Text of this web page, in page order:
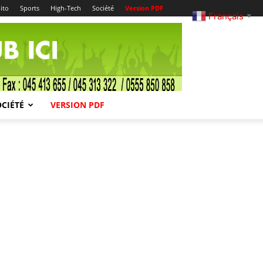
Sports High-Tech Société Version PDF
VERSION PDF
Français ▼